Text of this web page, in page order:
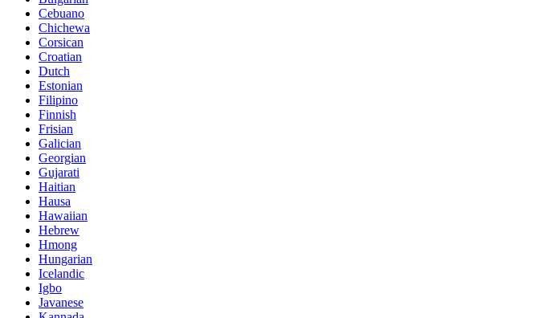
Cebuano
Chichewa
Corsican
Croatian
Dutch
Estonian
Filipino
Finnish
Frisian
Galician
Georgian
Gujarati
Haitian
Hausa
Hawaiian
Hebrew
Hmong
Hungarian
Icelandic
Igbo
Javanese